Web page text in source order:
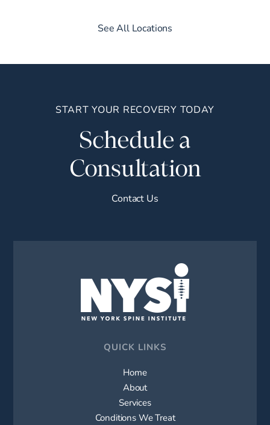
See All Locations
START YOUR RECOVERY TODAY
Schedule a
Consultation
Contact Us
QUICK LINKS
Home
About
Services
Conditions We Treat